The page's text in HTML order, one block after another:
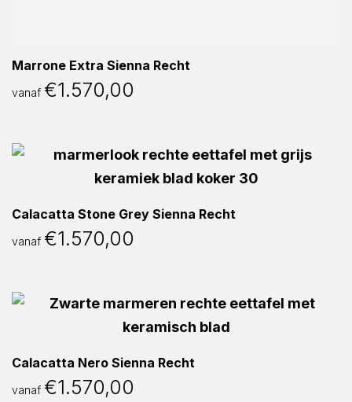
Marrone Extra Sienna Recht
vanaf €1.570,00
Calacatta Stone Grey Sienna Recht
vanaf €1.570,00
Calacatta Nero Sienna Recht
vanaf €1.570,00